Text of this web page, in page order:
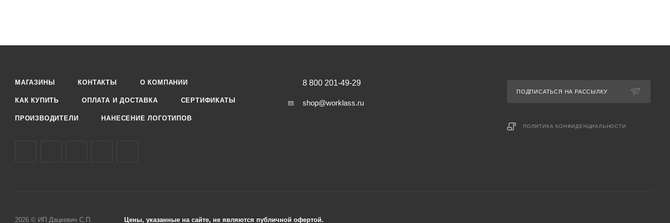
МАГАЗИНЫ КОНТАКТЫ О КОМПАНИИ
КАК КУПИТЬ ОПЛАТА И ДОСТАВКА СЕРТИФИКАТЫ
ПРОИЗВОДИТЕЛИ НАНЕСЕНИЕ ЛОГОТИПОВ
8 800 201-49-29
shop@worklass.ru
ПОДПИСАТЬСЯ НА РАССЫЛКУ
ПОЛИТИКА КОНФИДЕНЦИАЛЬНОСТИ
2026 © ИП Дацкевич С.П. Цены, указанные на сайте, не являются публичной офертой.